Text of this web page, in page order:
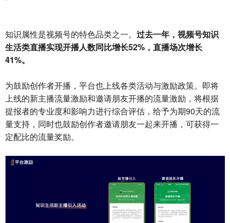
知识属性是视频号的特色品类之一。 过去一年，视频号知识
生活类直播实现开播人数同比增长52%，直播场次增长
41%。
为鼓励创作者开播，平台也上线各类活动与激励政策。即将
上线的新主播流量激励和邀请朋友开播的流量激励，将根据
提报者的专业度和影响力进行综合评估，给予为期90天的流
量支持，同时也鼓励创作者邀请朋友一起来开播，可获得一
定配比的流量奖励。